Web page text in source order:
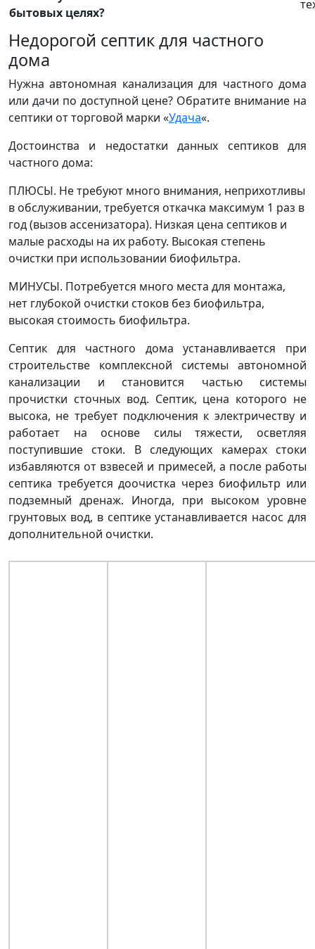
бытовых целях?
Недорогой септик для частного
дома
Нужна автономная канализация для частного дома
или дачи по доступной цене? Обратите внимание на
септики от торговой марки «Удача«.
Достоинства и недостатки данных септиков для
частного дома:
ПЛЮСЫ. Не требуют много внимания, неприхотливы
в обслуживании, требуется откачка максимум 1 раз в
год (вызов ассенизатора). Низкая цена септиков и
малые расходы на их работу. Высокая степень
очистки при использовании биофильтра.
МИНУСЫ. Потребуется много места для монтажа,
нет глубокой очистки стоков без биофильтра,
высокая стоимость биофильтра.
Септик для частного дома устанавливается при
строительстве комплексной системы автономной
канализации и становится частью системы
прочистки сточных вод. Септик, цена которого не
высока, не требует подключения к электричеству и
работает на основе силы тяжести, осветляя
поступившие стоки. В следующих камерах стоки
избавляются от взвесей и примесей, а после работы
септика требуется доочистка через биофильтр или
подземный дренаж. Иногда, при высоком уровне
грунтовых вод, в септике устанавливается насос для
дополнительной очистки.